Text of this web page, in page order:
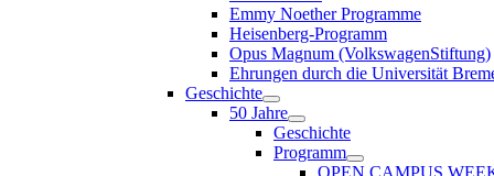
Emmy Noether Programme
Heisenberg-Programm
Opus Magnum (VolkswagenStiftung)
Ehrungen durch die Universität
Geschichte
50 Jahre
Geschichte
Programm
OPEN CAMPUS